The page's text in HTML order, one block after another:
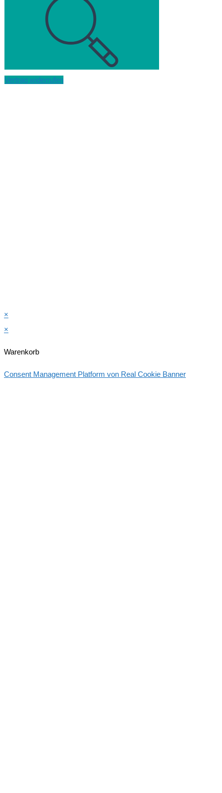
Vertrag widerrufen
×
×
Warenkorb
Consent Management Platform von Real Cookie Banner